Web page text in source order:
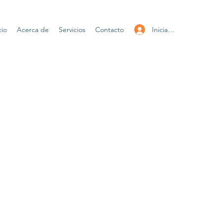
Iniciar sesión
Acerca de Servicios Contacto